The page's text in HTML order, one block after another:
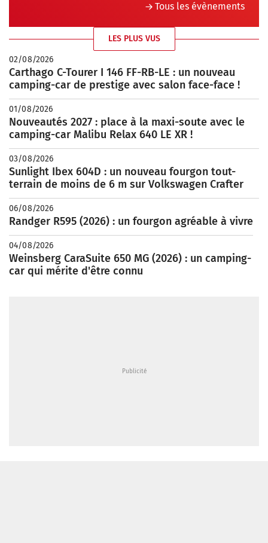
Tous les évènements
LES PLUS VUS
02/08/2026
Carthago C-Tourer I 146 FF-RB-LE : un nouveau
camping-car de prestige avec salon face-face !
01/08/2026
Nouveautés 2027 : place à la maxi-soute avec le
camping-car Malibu Relax 640 LE XR !
03/08/2026
Sunlight Ibex 604D : un nouveau fourgon tout-
terrain de moins de 6 m sur Volkswagen Crafter
06/08/2026
Randger R595 (2026) : un fourgon agréable à vivre
04/08/2026
Weinsberg CaraSuite 650 MG (2026) : un camping-
car qui mérite d'être connu